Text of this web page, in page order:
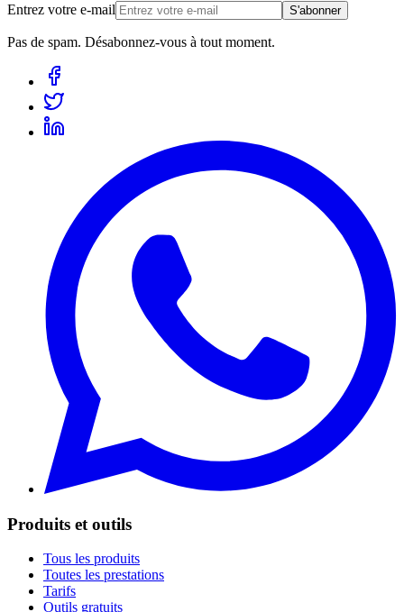
Entrez votre e-mail S'abonner
Pas de spam. Désabonnez-vous à tout moment.
Produits et outils
Tous les produits
Toutes les prestations
Tarifs
Outils gratuits